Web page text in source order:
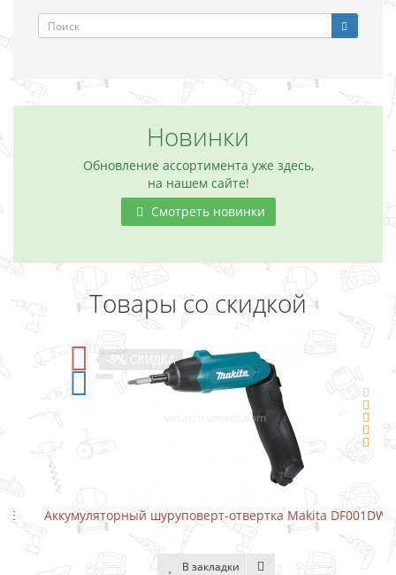
Новинки
Обновление ассортимента уже здесь,
на нашем сайте!
Смотреть новинки
Товары со скидкой
-5%СКИДКА
Аккумуляторный шуруповерт-отвертка Makita DF001DW
В закладки